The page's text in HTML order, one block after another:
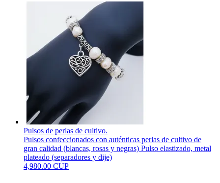
Pulsos de perlas de cultivo.
Pulsos confeccionados con auténticas perlas de cultivo de
gran calidad (blancas, rosas y negras) Pulso elastizado, metal
plateado (separadores y dije)
4,980.00 CUP